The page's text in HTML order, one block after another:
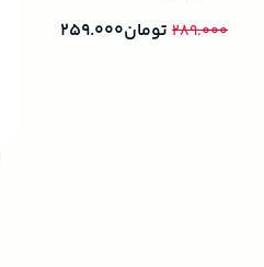
۲۸۹.۰۰۰ تومان۲۵۹.۰۰۰